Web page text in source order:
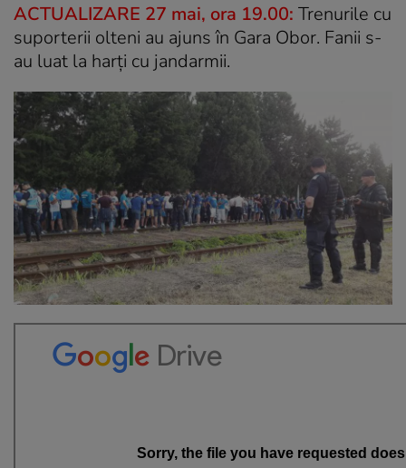
ACTUALIZARE 27 mai, ora 19.00: Trenurile cu
suporterii olteni au ajuns în Gara Obor. Fanii s-
au luat la harți cu jandarmii.